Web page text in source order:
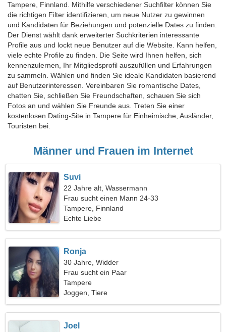
Tampere, Finnland. Mithilfe verschiedener Suchfilter können Sie
die richtigen Filter identifizieren, um neue Nutzer zu gewinnen
und Kandidaten für Beziehungen und potenzielle Dates zu finden.
Der Dienst wählt dank erweiterter Suchkriterien interessante
Profile aus und lockt neue Benutzer auf die Website. Kann helfen,
viele echte Profile zu finden. Die Seite wird Ihnen helfen, sich
kennenzulernen, Ihr Mitgliedsprofil auszufüllen und Erfahrungen
zu sammeln. Wählen und finden Sie ideale Kandidaten basierend
auf Benutzerinteressen. Vereinbaren Sie romantische Dates,
chatten Sie, schließen Sie Freundschaften, schauen Sie sich
Fotos an und wählen Sie Freunde aus. Treten Sie einer
kostenlosen Dating-Site in Tampere für Einheimische, Ausländer,
Touristen bei.
Männer und Frauen im Internet
Suvi
22 Jahre alt, Wassermann
Frau sucht einen Mann 24-33
Tampere, Finnland
Echte Liebe
Ronja
30 Jahre, Widder
Frau sucht ein Paar
Tampere
Joggen, Tiere
Joel